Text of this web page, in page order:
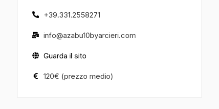
+39.331.2558271
info@azabu10byarcieri.com
Guarda il sito
120€ (prezzo medio)